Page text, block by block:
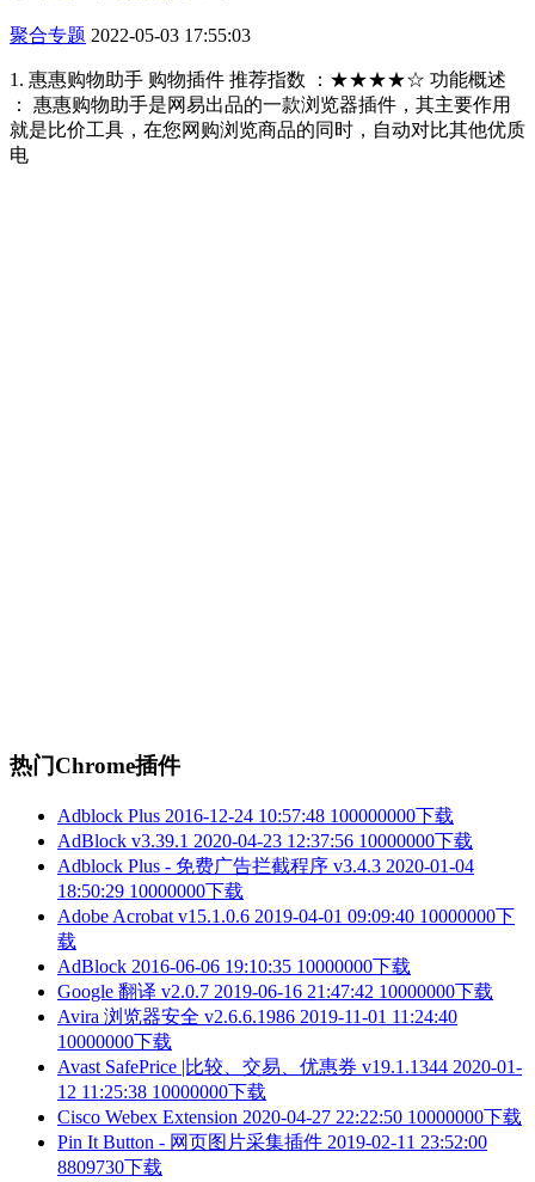
聚合专题 2022-05-03 17:55:03
1. 惠惠购物助手 购物插件 推荐指数 ：★★★★☆ 功能概述
： 惠惠购物助手是网易出品的一款浏览器插件，其主要作用
就是比价工具，在您网购浏览商品的同时，自动对比其他优质
电
热门Chrome插件
Adblock Plus 2016-12-24 10:57:48 100000000下载
AdBlock v3.39.1 2020-04-23 12:37:56 10000000下载
Adblock Plus - 免费广告拦截程序 v3.4.3 2020-01-04
18:50:29 10000000下载
Adobe Acrobat v15.1.0.6 2019-04-01 09:09:40 10000000下
载
AdBlock 2016-06-06 19:10:35 10000000下载
Google 翻译 v2.0.7 2019-06-16 21:47:42 10000000下载
Avira 浏览器安全 v2.6.6.1986 2019-11-01 11:24:40
10000000下载
Avast SafePrice |比较、交易、优惠券 v19.1.1344 2020-01-
12 11:25:38 10000000下载
Cisco Webex Extension 2020-04-27 22:22:50 10000000下载
Pin It Button - 网页图片采集插件 2019-02-11 23:52:00
8809730下载